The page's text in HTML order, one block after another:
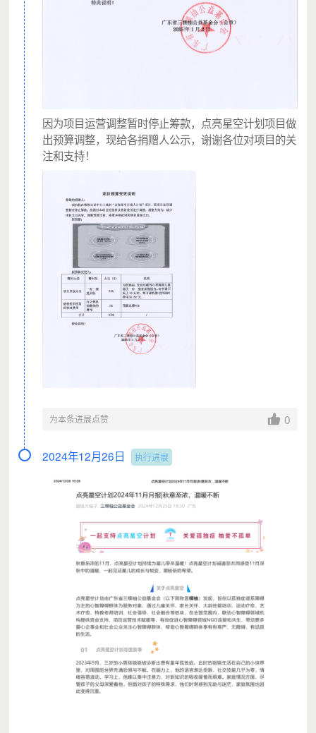
因为项目运营调整暂时停止筹款，点亮星空计划项目做
出预算调整，现给各捐赠人公示，谢谢各位对项目的关
注和支持！
为本条进展点赞 0
2024年12月26日 执行进展